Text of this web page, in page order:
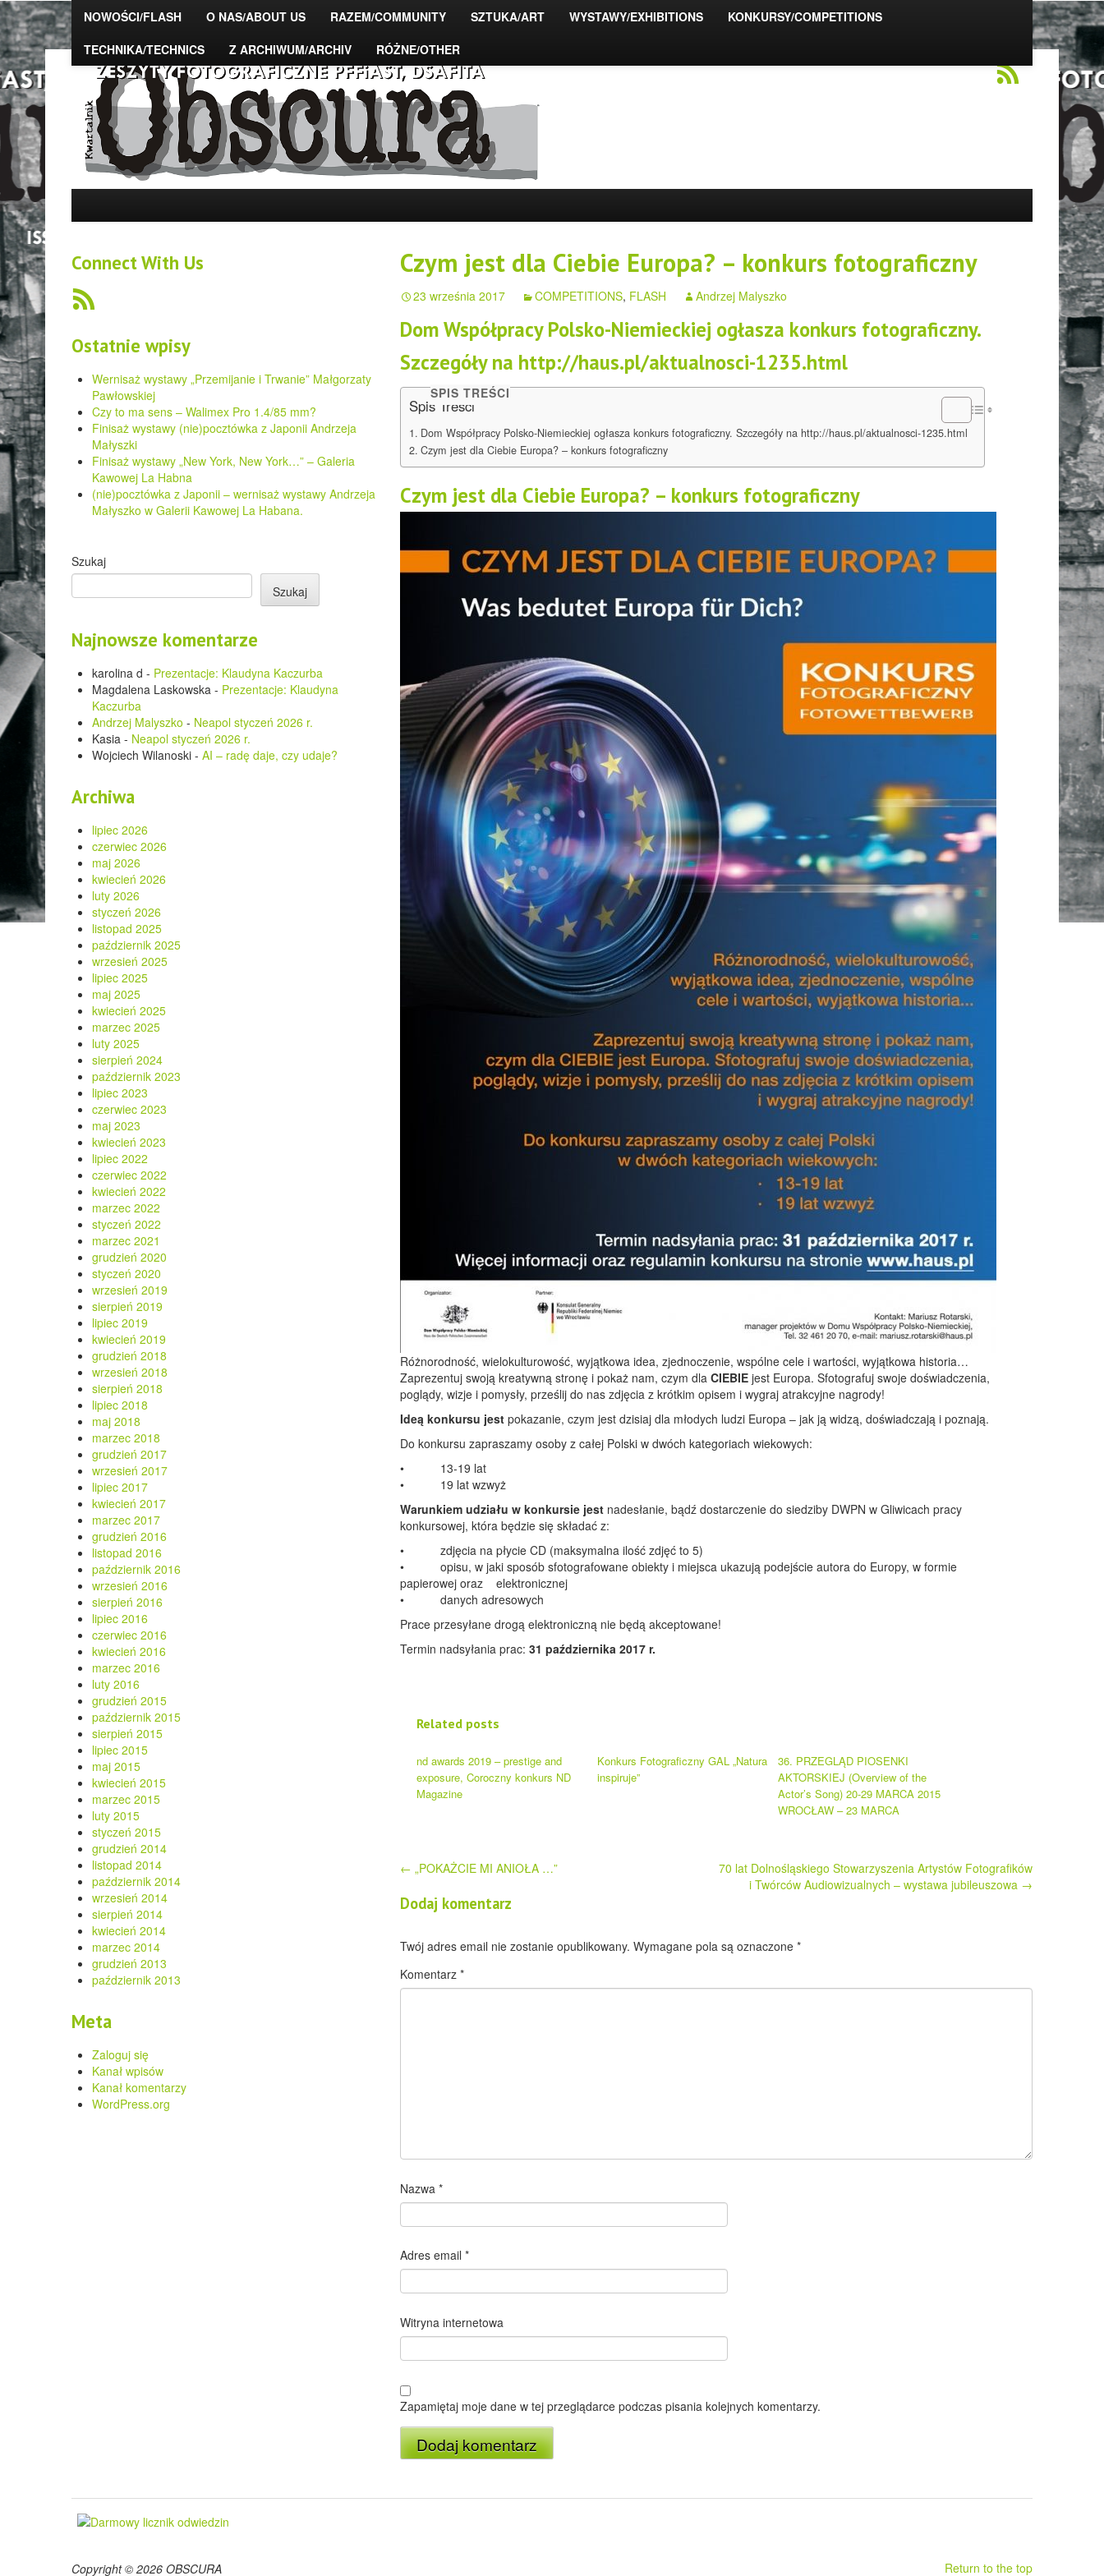
NOWOŚCI/FLASH O NAS/ABOUT US RAZEM/COMMUNITY SZTUKA/ART WYSTAWY/EXHIBITIONS
KONKURSY/COMPETITIONS
TECHNIKA/TECHNICS
Z ARCHIWUM/ARCHIV RÓŻNE/OTHER
Connect With Us
Ostatnie wpisy
Wernisaż wystawy „Przemijanie i Trwanie” Małgorzaty
Pawłowskiej
Czy to ma sens – Walimex Pro 1.4/85 mm?
Finisaż wystawy (nie)pocztówka z Japonii Andrzeja
Małyszki
Finisaż wystawy „New York, New York…” – Galeria
Kawowej La Habna
(nie)pocztówka z Japonii – wernisaż wystawy Andrzeja
Małyszko w Galerii Kawowej La Habana.
Szukaj
Szukaj
Najnowsze komentarze
karolina d - Prezentacje: Klaudyna Kaczurba
Magdalena Laskowska - Prezentacje: Klaudyna
Kaczurba
Andrzej Malyszko - Neapol styczeń 2026 r.
Kasia - Neapol styczeń 2026 r.
Wojciech Wilanoski - AI – radę daje, czy udaje?
Archiwa
lipiec 2026
czerwiec 2026
maj 2026
kwiecień 2026
luty 2026
styczeń 2026
listopad 2025
październik 2025
wrzesień 2025
lipiec 2025
maj 2025
kwiecień 2025
marzec 2025
luty 2025
sierpień 2024
październik 2023
lipiec 2023
czerwiec 2023
maj 2023
kwiecień 2023
lipiec 2022
czerwiec 2022
kwiecień 2022
marzec 2022
styczeń 2022
marzec 2021
grudzień 2020
styczeń 2020
wrzesień 2019
sierpień 2019
lipiec 2019
kwiecień 2019
grudzień 2018
wrzesień 2018
sierpień 2018
lipiec 2018
maj 2018
marzec 2018
grudzień 2017
wrzesień 2017
lipiec 2017
kwiecień 2017
marzec 2017
grudzień 2016
listopad 2016
październik 2016
wrzesień 2016
sierpień 2016
lipiec 2016
czerwiec 2016
kwiecień 2016
marzec 2016
luty 2016
grudzień 2015
październik 2015
sierpień 2015
lipiec 2015
maj 2015
kwiecień 2015
marzec 2015
luty 2015
styczeń 2015
grudzień 2014
listopad 2014
październik 2014
wrzesień 2014
sierpień 2014
kwiecień 2014
marzec 2014
grudzień 2013
październik 2013
Meta
Zaloguj się
Kanał wpisów
Kanał komentarzy
WordPress.org
Czym jest dla Ciebie Europa? – konkurs fotograficzny
23 września 2017 COMPETITIONS, FLASH Andrzej Malyszko
Dom Współpracy Polsko-Niemieckiej ogłasza konkurs fotograficzny.
Szczegóły na http://haus.pl/aktualnosci-1235.html
SPIS TREŚCI
Spis Treści
Dom Współpracy Polsko-Niemieckiej ogłasza konkurs fotograficzny. Szczegóły na http://haus.pl/aktualnosci-1235.html
Czym jest dla Ciebie Europa? – konkurs fotograficzny
Czym jest dla Ciebie Europa? – konkurs fotograficzny
Różnorodność, wielokulturowość, wyjątkowa idea, zjednoczenie, wspólne cele i wartości, wyjątkowa historia…
Zaprezentuj swoją kreatywną stronę i pokaż nam, czym dla CIEBIE jest Europa. Sfotografuj swoje doświadczenia,
poglądy, wizje i pomysły, prześlij do nas zdjęcia z krótkim opisem i wygraj atrakcyjne nagrody!
Ideą konkursu jest pokazanie, czym jest dzisiaj dla młodych ludzi Europa – jak ją widzą, doświadczają i poznają.
Do konkursu zapraszamy osoby z całej Polski w dwóch kategoriach wiekowych:
• 13-19 lat
• 19 lat wzwyż
Warunkiem udziału w konkursie jest nadesłanie, bądź dostarczenie do siedziby DWPN w Gliwicach pracy
konkursowej, która będzie się składać z:
• zdjęcia na płycie CD (maksymalna ilość zdjęć to 5)
• opisu, w jaki sposób sfotografowane obiekty i miejsca ukazują podejście autora do Europy, w formie
papierowej oraz elektronicznej
• danych adresowych
Prace przesyłane drogą elektroniczną nie będą akceptowane!
Termin nadsyłania prac: 31 października 2017 r.
Related posts
nd awards 2019 – prestige and
exposure, Coroczny konkurs ND
Magazine
Konkurs Fotograficzny GAL „Natura
inspiruje”
36. PRZEGLĄD PIOSENKI
AKTORSKIEJ (Overview of the
Actor’s Song) 20-29 MARCA 2015
WROCŁAW – 23 MARCA
Post
navigation
← „POKAŻCIE MI ANIOŁA …”
70 lat Dolnośląskiego Stowarzyszenia Artystów Fotografików
i Twórców Audiowizualnych – wystawa jubileuszowa →
Dodaj komentarz
Twój adres email nie zostanie opublikowany. Wymagane pola są oznaczone *
Komentarz *
Nazwa *
Adres email *
Witryna internetowa
Zapamiętaj moje dane w tej przeglądarce podczas pisania kolejnych komentarzy.
Return to the top
Copyright © 2026 OBSCURA